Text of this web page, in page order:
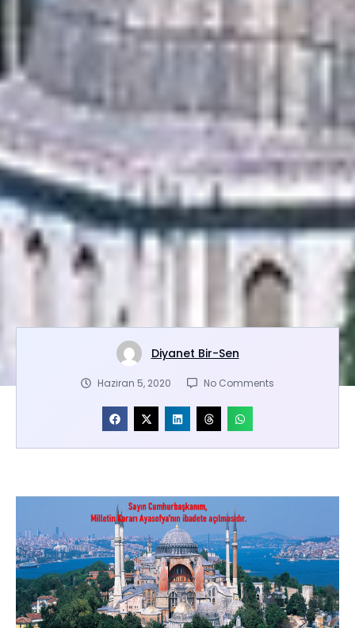
Diyanet Bir-Sen
Haziran 5, 2020 No Comments